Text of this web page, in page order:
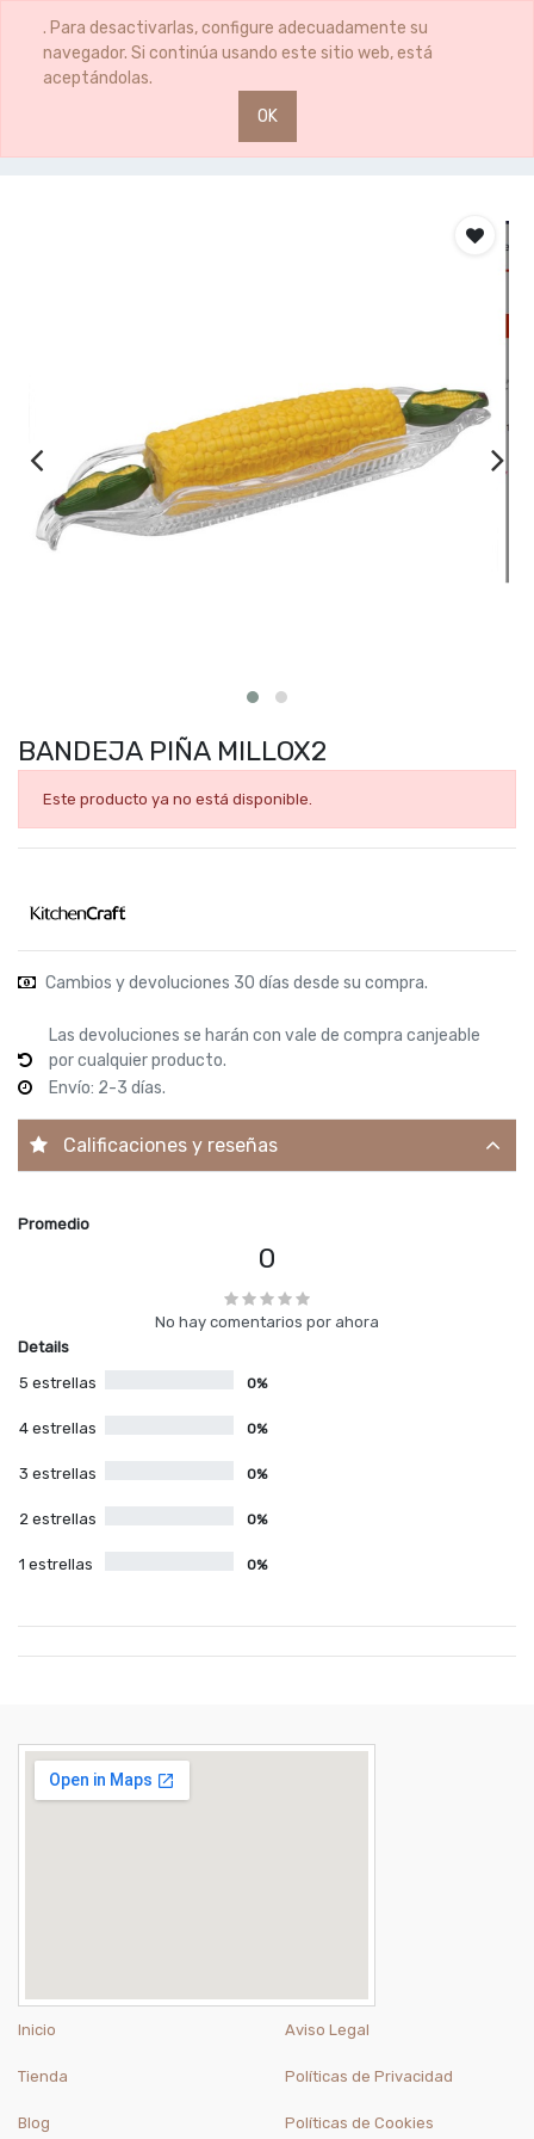
. Para desactivarlas, configure adecuadamente su
navegador. Si continúa usando este sitio web, está
aceptándolas.
OK
0 0
BANDEJA PIÑA MILLOX2
BANDEJA PIÑA MILLOX2
Este producto ya no está disponible.
Cambios y devoluciones 30 días desde su compra.
Las devoluciones se harán con vale de compra canjeable
por cualquier producto.
Envío: 2-3 días.
Calificaciones y reseñas
Promedio
0
No hay comentarios por ahora
Details
5 estrellas
0%
4 estrellas 0%
3 estrellas 0%
2 estrellas 0%
1 estrellas 0%
Inicio
Tienda
Blog
Aviso Legal
Políticas de Privacidad
Políticas de Cookies